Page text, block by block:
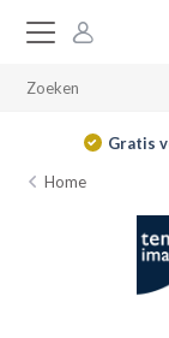
Gratis
Home